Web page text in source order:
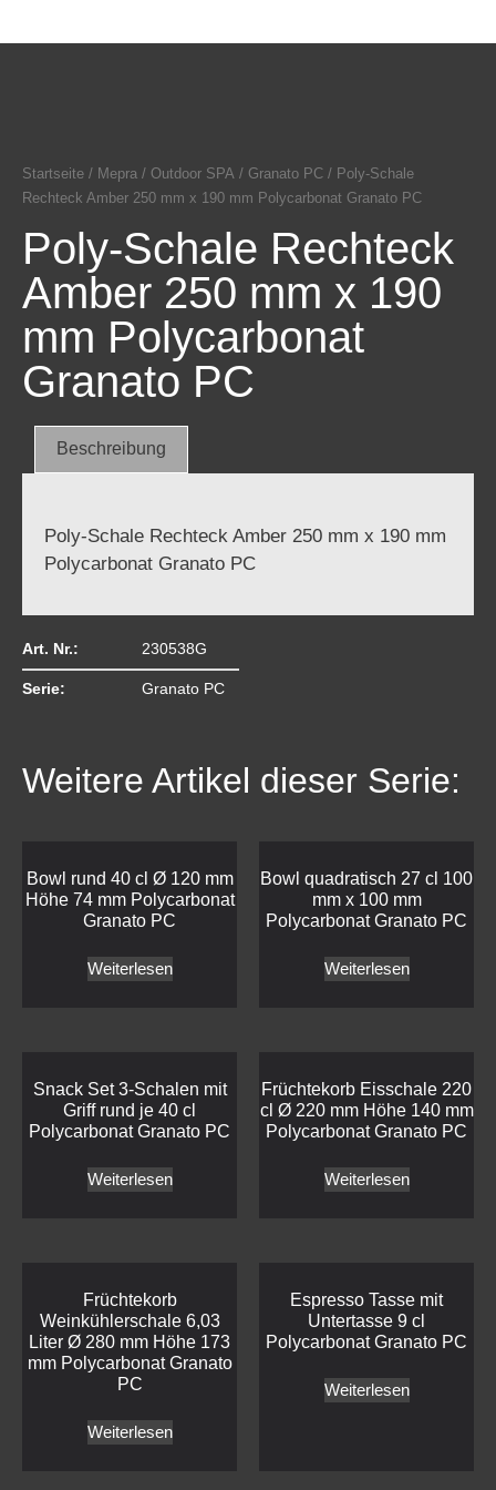
Startseite / Mepra / Outdoor SPA / Granato PC / Poly-Schale
Rechteck Amber 250 mm x 190 mm Polycarbonat Granato PC
Poly-Schale Rechteck
Amber 250 mm x 190
mm Polycarbonat
Granato PC
Beschreibung
Poly-Schale Rechteck Amber 250 mm x 190 mm
Polycarbonat Granato PC
Art. Nr.: 230538G
Serie: Granato PC
Weitere Artikel dieser Serie:
Bowl rund 40 cl Ø 120 mm
Höhe 74 mm Polycarbonat
Granato PC
Weiterlesen
Bowl quadratisch 27 cl 100
mm x 100 mm
Polycarbonat Granato PC
Weiterlesen
Snack Set 3-Schalen mit
Griff rund je 40 cl
Polycarbonat Granato PC
Weiterlesen
Früchtekorb Eisschale 220
cl Ø 220 mm Höhe 140 mm
Polycarbonat Granato PC
Weiterlesen
Früchtekorb
Weinkühlerschale 6,03
Liter Ø 280 mm Höhe 173
mm Polycarbonat Granato
PC
Weiterlesen
Espresso Tasse mit
Untertasse 9 cl
Polycarbonat Granato PC
Weiterlesen